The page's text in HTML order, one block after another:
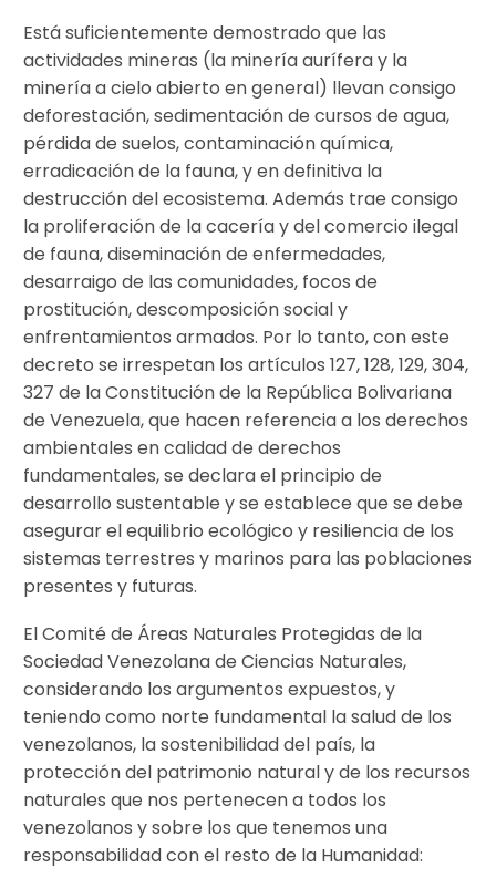
Está suficientemente demostrado que las
actividades mineras (la minería aurífera y la
minería a cielo abierto en general) llevan consigo
deforestación, sedimentación de cursos de agua,
pérdida de suelos, contaminación química,
erradicación de la fauna, y en definitiva la
destrucción del ecosistema. Además trae consigo
la proliferación de la cacería y del comercio ilegal
de fauna, diseminación de enfermedades,
desarraigo de las comunidades, focos de
prostitución, descomposición social y
enfrentamientos armados. Por lo tanto, con este
decreto se irrespetan los artículos 127, 128, 129, 304,
327 de la Constitución de la República Bolivariana
de Venezuela, que hacen referencia a los derechos
ambientales en calidad de derechos
fundamentales, se declara el principio de
desarrollo sustentable y se establece que se debe
asegurar el equilibrio ecológico y resiliencia de los
sistemas terrestres y marinos para las poblaciones
presentes y futuras.
El Comité de Áreas Naturales Protegidas de la
Sociedad Venezolana de Ciencias Naturales,
considerando los argumentos expuestos, y
teniendo como norte fundamental la salud de los
venezolanos, la sostenibilidad del país, la
protección del patrimonio natural y de los recursos
naturales que nos pertenecen a todos los
venezolanos y sobre los que tenemos una
responsabilidad con el resto de la Humanidad: